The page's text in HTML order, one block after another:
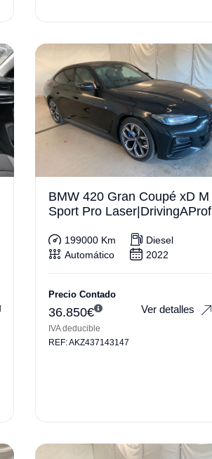
BMW 420 Gran Coupé xD M
Sport Pro Laser|DrivingAProf
199000 Km
Diesel
Automático
2022
Precio Contado
36.850€
IVA deducible
Ver detalles
REF: AKZ437143147